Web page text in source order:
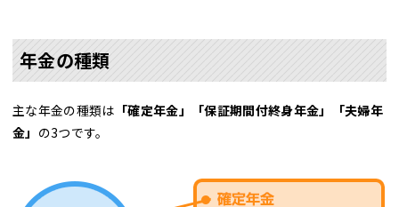
年金の種類
主な年金の種類は 「確定年金」「保証期間付終身年金」「夫婦年
金」 の3つです。